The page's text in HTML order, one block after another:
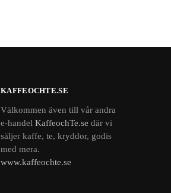
KAFFEOCHTE.SE
Välkommen även till vår andra
e-handel KaffeochTe.se där vi
säljer kaffe, te, kryddor, godis
med mera.
www.kaffeochte.se